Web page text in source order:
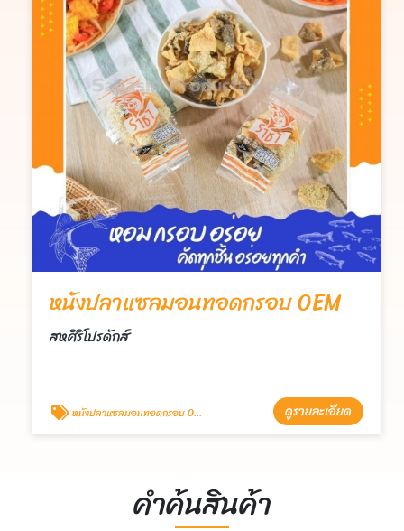
หนังปลาแซลมอนทอดกรอบ OEM
สหศิริโปรดักส์
หนังปลาแซลมอนทอดกรอบ OEM ดูรายละเอียด
คำค้นสินค้า